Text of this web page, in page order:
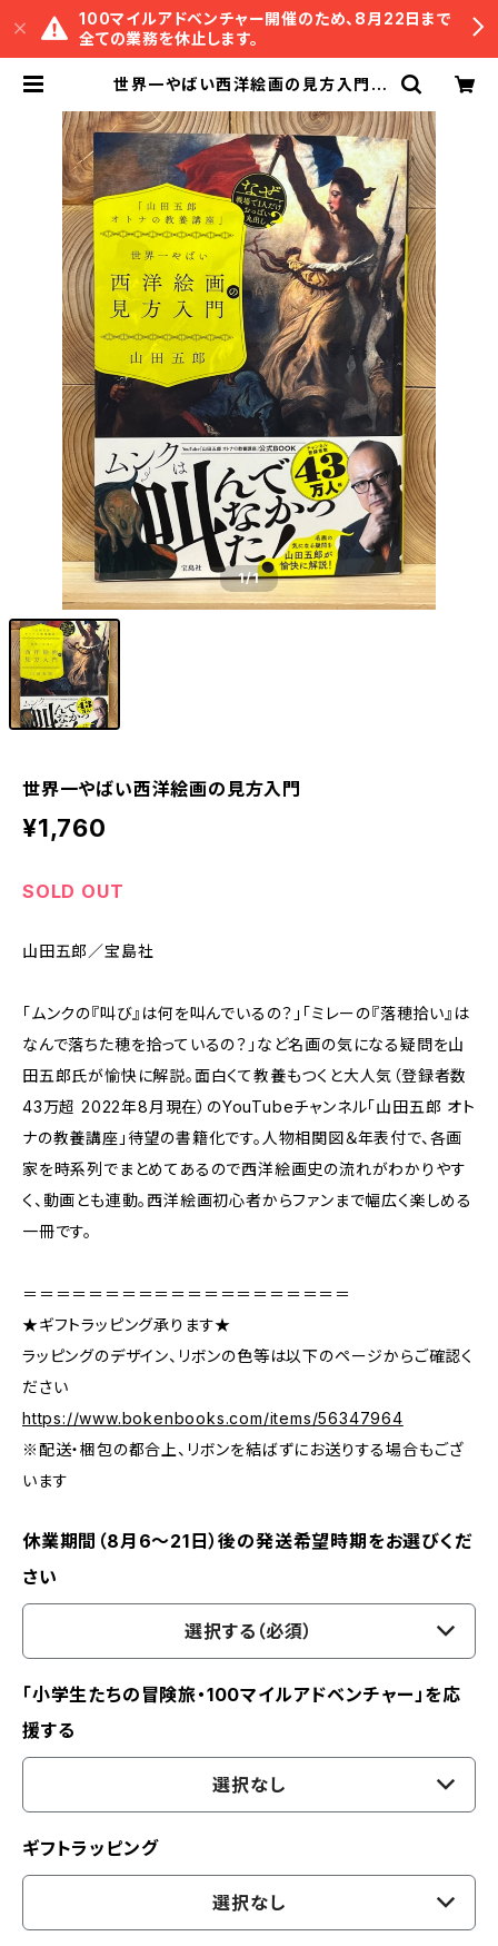
100マイルアドベンチャー開催のため、8月22日まで
全ての業務を休止します。
世界一やばい西洋絵画の見方入門 |
1/1
世界一やばい西洋絵画の見方入門
¥1,760
SOLD OUT
山田五郎／宝島社
「ムンクの『叫び』は何を叫んでいるの？」「ミレーの『落穂拾い』は
なんで落ちた穂を拾っているの？」など名画の気になる疑問を山
田五郎氏が愉快に解説。面白くて教養もつくと大人気（登録者数
43万超 2022年8月現在）のYouTubeチャンネル「山田五郎 オト
ナの教養講座」待望の書籍化です。人物相関図＆年表付で、各画
家を時系列でまとめてあるので西洋絵画史の流れがわかりやす
く、動画とも連動。西洋絵画初心者からファンまで幅広く楽しめる
一冊です。
＝＝＝＝＝＝＝＝＝＝＝＝＝＝＝＝＝＝＝＝
★ギフトラッピング承ります★
ラッピングのデザイン、リボンの色等は以下のページからご確認く
ださい
https://www.bokenbooks.com/items/56347964
※配送・梱包の都合上、リボンを結ばずにお送りする場合もござ
います
休業期間（8月6〜21日）後の発送希望時期をお選びくだ
さい
選択する（必須）
「小学生たちの冒険旅・100マイルアドベンチャー」を応
援する
選択なし
ギフトラッピング
選択なし